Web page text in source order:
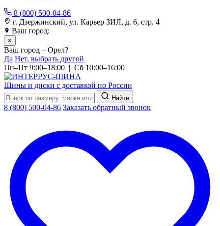
8 (800) 500-04-86
г. Дзержинский, ул. Карьер ЗИЛ, д. 6, стр. 4
Ваш город:
×
Ваш город – Орел?
Да Нет, выбрать другой
Пн–Пт 9:00–18:00 | Сб 10:00–16:00
Шины и диски с доставкой по России
Найти
8 (800) 500-04-86 Заказать обратный звонок